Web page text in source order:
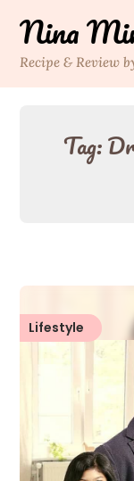
content
Nina
Recipe & Review
Tag:
Lifestyle